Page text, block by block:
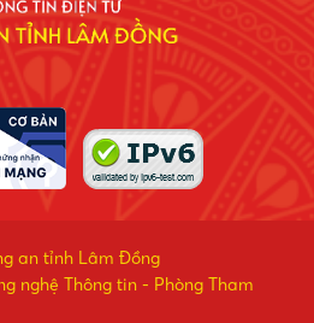
an tỉnh Lâm Đồng
nghệ Thông tin - Phòng Tham